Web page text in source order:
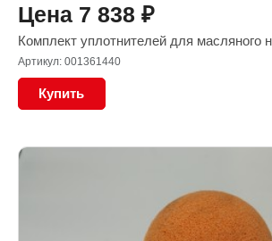
Цена 7 838 ₽
Комплект уплотнителей для масляного
Артикул: 001361440
Купить